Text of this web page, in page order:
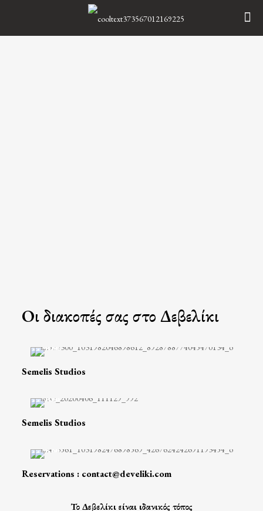
Οι διακοπές σας στο Δεβελίκι
Semelis Studios
Semelis Studios
Reservations : contact@develiki.com
Το Δεβελίκι είναι ιδανικός τόπος